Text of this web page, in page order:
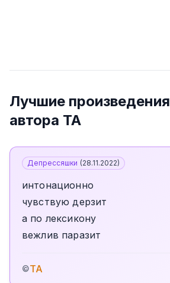
Лучшие произведения
автора TA
Депрессяшки (28.11.2022)
интонационно
чувствую дерзит
а по лексикону
вежлив паразит
©TA